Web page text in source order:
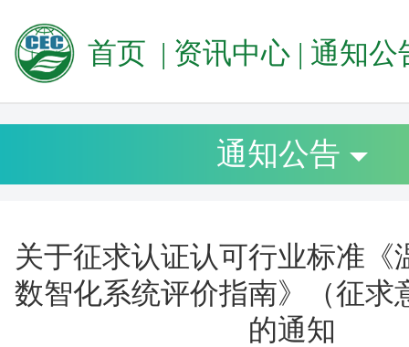
首页 | 资讯中心 | 通知公
通知公告
关于征求认证认可行业标准《
数智化系统评价指南》（征求
的通知